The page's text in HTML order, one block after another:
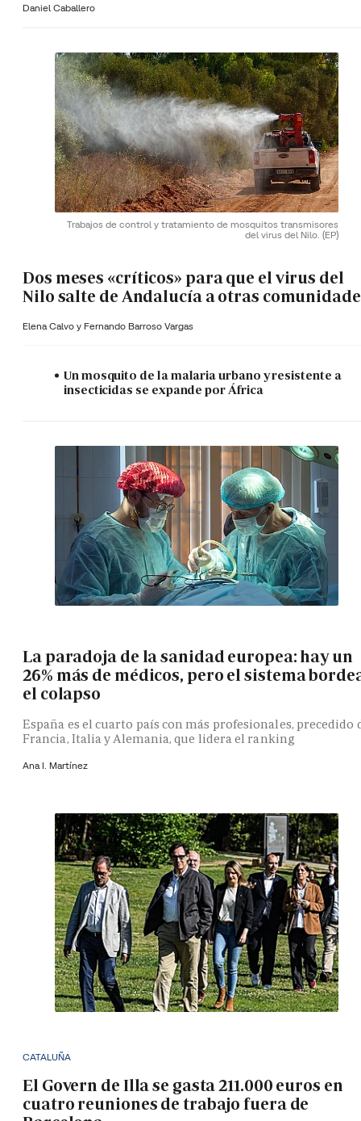
Daniel Caballero
Trabajos de control y tratamiento de mosquitos transmisores
del virus del Nilo. (EP)
Dos meses «críticos» para que el virus del
Nilo salte de Andalucía a otras
Elena Calvo y Fernando Barroso Vargas
Un mosquito de la malaria urbano y resistente a
insecticidas se expande por África
La paradoja de la sanidad europea: hay un
26% más de médicos, pero el sistema
el colapso
España es el cuarto país con más profesionales, precedido
Francia, Italia y Alemania, que lidera el ranking
Ana I. Martínez
CATALUÑA
El Govern de Illa se gasta 211.000 euros en
cuatro reuniones de trabajo fuera de